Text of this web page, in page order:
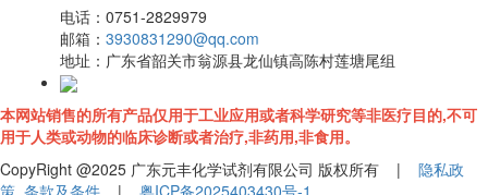
电话： 0751-2829979
邮箱： 3930831290@qq.com
地址： 广东省韶关市翁源县龙仙镇高陈村莲塘尾组
本网站销售的所有产品仅用于工业应用或者科学研究等非医疗目的,不可
用于人类或动物的临床诊断或者治疗,非药用,非食用。
CopyRight @2025 广东元丰化学试剂有限公司 版权所有 | 隐私政